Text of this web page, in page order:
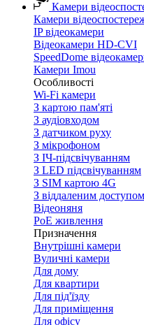
Камери
Камери
IP відеокамери
Відеокамери HD-CVI
SpeedDome
Камери Imou
Особливості
Wi-Fi камери
З картою пам'яті
З аудіовходом
З датчиком руху
З мікрофоном
З ІЧ-підсвічуванням
З LED підсвічуванням
З SIM картою 4G
З віддаленим доступом
Відеоняня
PoE живлення
Призначення
Внутрішні камери
Вуличні камери
Для дому
Для квартири
Для під'їзду
Для приміщення
Для офісу